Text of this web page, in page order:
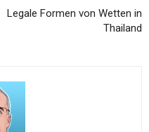
Legale Formen von Wetten in
Thailand